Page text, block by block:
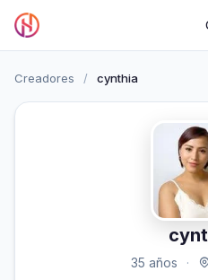
Creadores / cynthia
35 años ·